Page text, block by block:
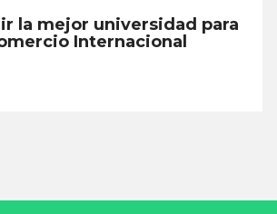
la mejor universidad para
Internacional